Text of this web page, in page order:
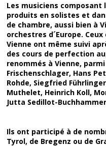
Les musiciens composant
produits en solistes et
de chambre, aussi bien à
orchestres d´Europe.
Vienne ont même suivi
des cours de perfection
renommés à Vienne,
Frischenschlager, Hans
Rohde, Siegfried
Muthelet, Heinrich Koll,
Jutta Sedillot-
Ils ont participé à de
Tyrol, de Bregenz ou de